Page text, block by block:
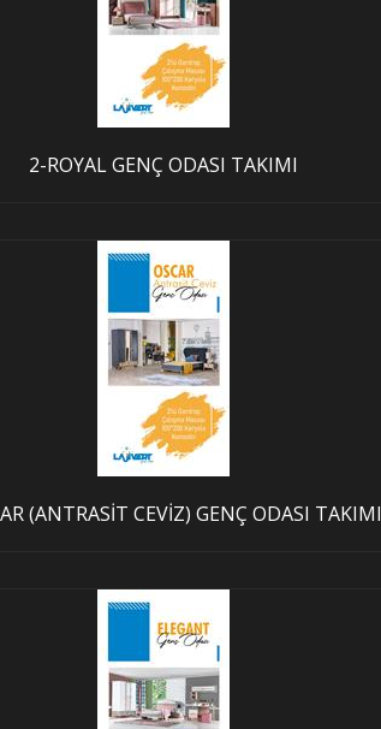
2-ROYAL GENÇ ODASI TAKIMI
(ANTRASİT CEVİZ) GENÇ ODASI TAKIMI